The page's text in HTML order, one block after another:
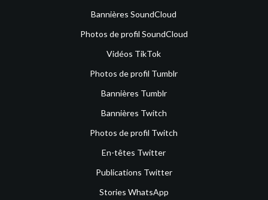
Bannières SoundCloud
Photos de profil SoundCloud
Vidéos TikTok
Photos de profil Tumblr
Bannières Tumblr
Bannières Twitch
Photos de profil Twitch
En-têtes Twitter
Publications Twitter
Stories WhatsApp